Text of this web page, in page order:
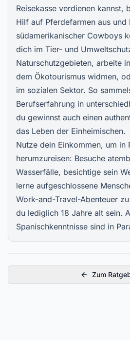
Reisekasse verdienen kannst,
Hilf auf Pferdefarmen aus und
südamerikanischer Cowboys
dich im Tier- und
Naturschutzgebieten, arbeite
dem Ökotourismus widmen,
im sozialen Sektor. So
Berufserfahrung in
du gewinnst auch einen
das Leben der Einheimischen.
Nutze dein Einkommen, um in
herumzureisen: Besuche
Wasserfälle, besichtige sein
lerne aufgeschlossene
Work-and-Travel-Abenteuer
du lediglich 18 Jahre alt sein.
Spanischkenntnisse sind in
Zum